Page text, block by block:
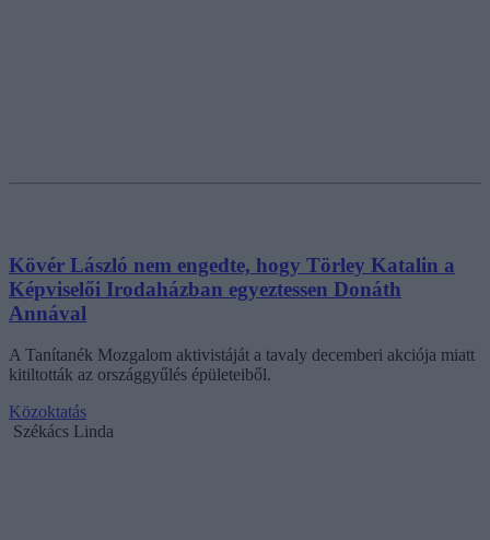
Kövér László nem engedte, hogy Törley Katalin a
Képviselői Irodaházban egyeztessen Donáth
Annával
A Tanítanék Mozgalom aktivistáját a tavaly decemberi akciója miatt
kitiltották az országgyűlés épületeiből.
Közoktatás
Székács Linda